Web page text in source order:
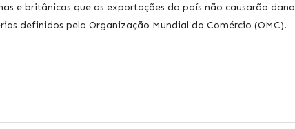
e britânicas que as exportações do país não causarão dano
definidos pela Organização Mundial do Comércio (OMC).